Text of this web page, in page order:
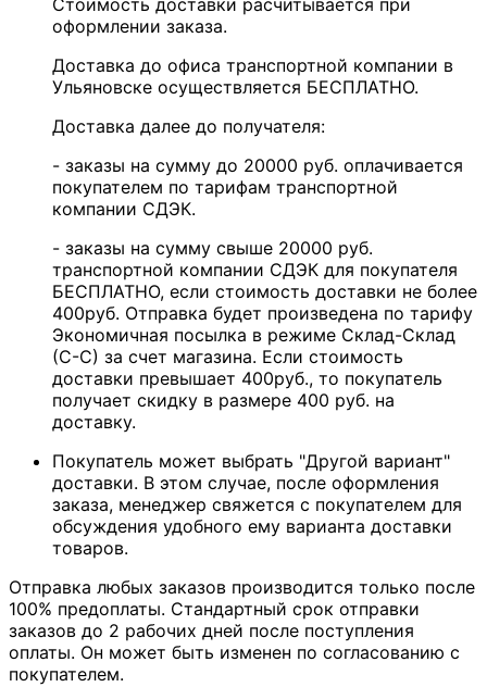
Стоимость доставки расчитывается при
оформлении заказа.
Доставка до офиса транспортной компании в
Ульяновске осуществляется БЕСПЛАТНО.
Доставка далее до получателя:
- заказы на сумму до 20000 руб. оплачивается
покупателем по тарифам транспортной
компании СДЭК.
- заказы на сумму свыше 20000 руб.
транспортной компании СДЭК для покупателя
БЕСПЛАТНО, если стоимость доставки не более
400руб. Отправка будет произведена по тарифу
Экономичная посылка в режиме Склад-Склад
(С-С) за счет магазина. Если стоимость
доставки превышает 400руб., то покупатель
получает скидку в размере 400 руб. на
доставку.
Покупатель может выбрать "Другой вариант"
доставки. В этом случае, после оформления
заказа, менеджер свяжется с покупателем для
обсуждения удобного ему варианта доставки
товаров.
Отправка любых заказов производится только после
100% предоплаты. Стандартный срок отправки
заказов до 2 рабочих дней после поступления
оплаты. Он может быть изменен по согласованию с
покупателем.